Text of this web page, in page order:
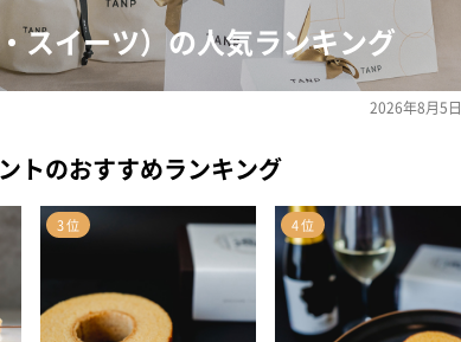
スイーツ）の人気ランキング
2026年8月5日
トのおすすめランキング